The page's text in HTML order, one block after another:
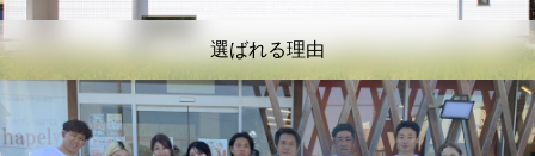
選ばれる理由